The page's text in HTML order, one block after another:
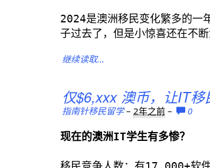
2024是澳洲移民变化繁多的一
子过去了，但是小惊喜还在不
继续读取...
仅$6,xxx 澳币，让IT移
指南针移民留学– 2年之前 – 0
现在的澳洲IT学生有多惨？